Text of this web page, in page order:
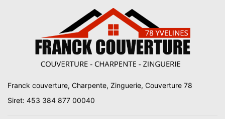
Franck couverture, Charpente, Zinguerie, Couverture 78
Siret: 453 384 877 00040